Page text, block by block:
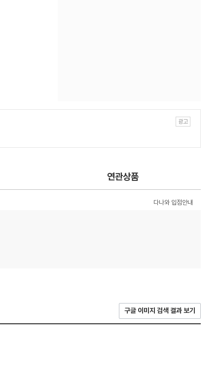
연관상품
다나와 입점안내
구글 이미지 검색 결과 보기